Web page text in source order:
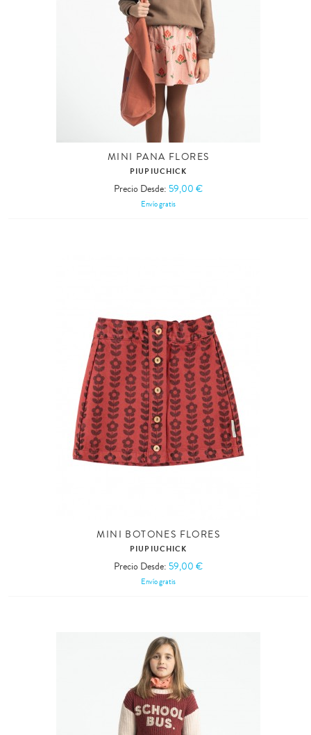
MINI PANA FLORES
PIUPIUCHICK
Precio Desde: 59,00 €
Envío gratis
MINI BOTONES FLORES
PIUPIUCHICK
Precio Desde: 59,00 €
Envío gratis